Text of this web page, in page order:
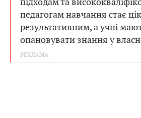
педагогам навчання стає
результативним, а учні
опановувати знання у